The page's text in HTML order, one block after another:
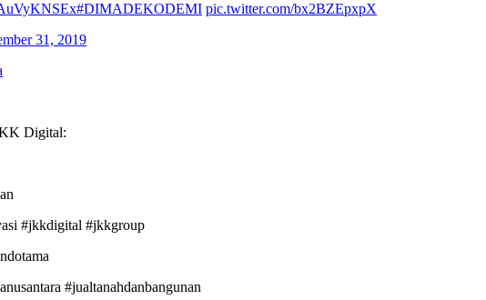
#DIMADEKODEMI pic.twitter.com/bx2BZEpxpX
31, 2019
Digital:
#jkkdigital #jkkgroup
#jualtanahdanbangunan